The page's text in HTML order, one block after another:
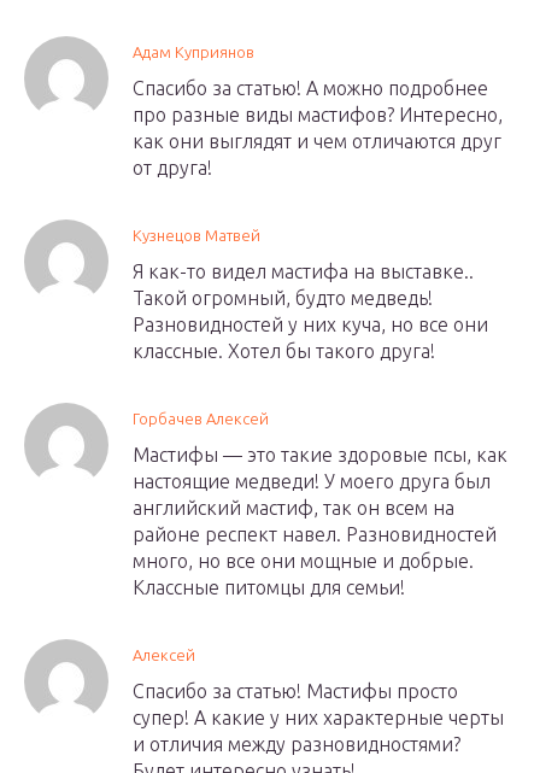
Адам Куприянов
Спасибо за статью! А можно подробнее
про разные виды мастифов? Интересно,
как они выглядят и чем отличаются друг
от друга!
Кузнецов Матвей
Я как-то видел мастифа на выставке..
Такой огромный, будто медведь!
Разновидностей у них куча, но все они
классные. Хотел бы такого друга!
Горбачев Алексей
Мастифы — это такие здоровые псы, как
настоящие медведи! У моего друга был
английский мастиф, так он всем на
районе респект навел. Разновидностей
много, но все они мощные и добрые.
Классные питомцы для семьи!
Алексей
Спасибо за статью! Мастифы просто
супер! А какие у них характерные черты
и отличия между разновидностями?